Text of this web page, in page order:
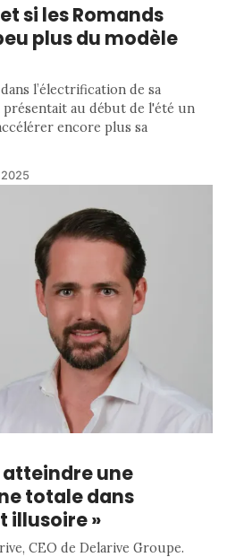
si les Romands
plus du modèle
l’électrification de sa
au début de l'été un
encore plus sa
atteindre une
totale dans
illusoire »
CEO de Delarive Groupe.